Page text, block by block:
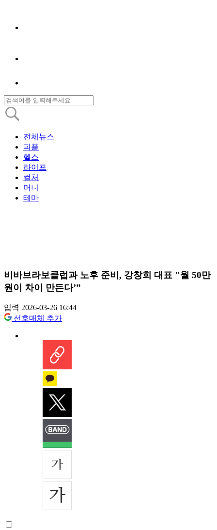
전체뉴스
피플
헬스
라이프
컬처
머니
테마
비바브라보클럽과 노후 준비, 강창희 대표 "월 50만
원이 차이 만든다’”
입력 2026-03-26 16:44
선호매체 추가